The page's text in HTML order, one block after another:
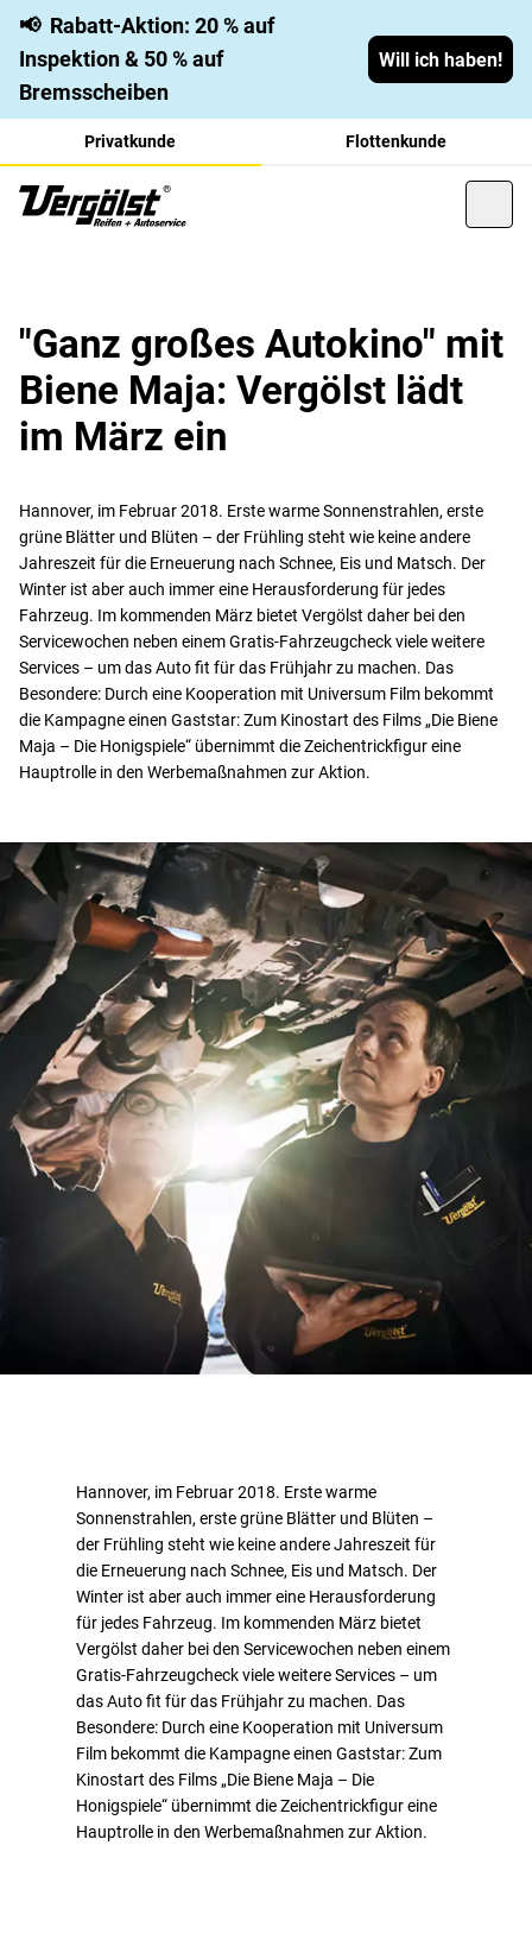
📢 Rabatt-Aktion: 20 % auf
Inspektion & 50 % auf
Bremsscheiben
Will ich haben!
Privatkunde Flottenkunde
"Ganz großes Autokino" mit
Biene Maja: Vergölst lädt
im März ein
Hannover, im Februar 2018. Erste warme Sonnenstrahlen, erste
grüne Blätter und Blüten – der Frühling steht wie keine andere
Jahreszeit für die Erneuerung nach Schnee, Eis und Matsch. Der
Winter ist aber auch immer eine Herausforderung für jedes
Fahrzeug. Im kommenden März bietet Vergölst daher bei den
Servicewochen neben einem Gratis-Fahrzeugcheck viele weitere
Services – um das Auto fit für das Frühjahr zu machen. Das
Besondere: Durch eine Kooperation mit Universum Film bekommt
die Kampagne einen Gaststar: Zum Kinostart des Films „Die Biene
Maja – Die Honigspiele“ übernimmt die Zeichentrickfigur eine
Hauptrolle in den Werbemaßnahmen zur Aktion.
Hannover, im Februar 2018. Erste warme
Sonnenstrahlen, erste grüne Blätter und Blüten –
der Frühling steht wie keine andere Jahreszeit für
die Erneuerung nach Schnee, Eis und Matsch. Der
Winter ist aber auch immer eine Herausforderung
für jedes Fahrzeug. Im kommenden März bietet
Vergölst daher bei den Servicewochen neben einem
Gratis-Fahrzeugcheck viele weitere Services – um
das Auto fit für das Frühjahr zu machen. Das
Besondere: Durch eine Kooperation mit Universum
Film bekommt die Kampagne einen Gaststar: Zum
Kinostart des Films „Die Biene Maja – Die
Honigspiele“ übernimmt die Zeichentrickfigur eine
Hauptrolle in den Werbemaßnahmen zur Aktion.